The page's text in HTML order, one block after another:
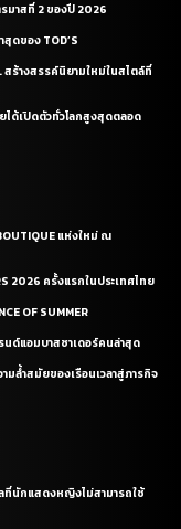
มาสที่ 2 ของปี 2026
ดของ TOD’S
สร้างสรรค์นิยามใหม่ในสไตล์ที่
ยได้เปิดตัวทั่วโลกสูงสุดตลอด
แห่งใหม่ ณ
2026 ครั้งแรกในประเทศไทย
OF SUMMER
นด์แอมบาสซาเดอร์คนล่าสุด
ามล้ำสมัยของเรือนเวลาสู่ภารกิจ
ลที่นักแสดงหญิงไม่สามารถใช้